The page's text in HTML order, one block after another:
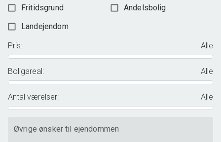
Fritidsgrund
Andelsbolig
Landejendom
Pris: Alle
Boligareal : Alle
Antal værelser: Alle
Øvrige ønsker til ejendommen